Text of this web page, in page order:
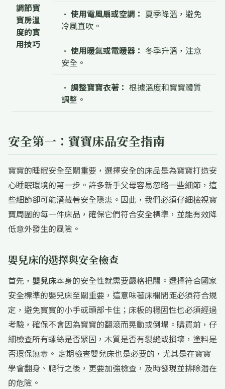
調節寶
寶房溫
度的實
用技巧
• 使用電風扇或空調： 夏季降溫，避免
冷風直吹。
• 使用暖氣或電暖器： 冬季升溫，注意
安全。
• 調整寶寶衣著： 根據溫度和寶寶體質
調整。
安全第一：寶寶床品安全指南
寶寶的睡眠安全至關重要，選擇安全的床品是為寶寶打造安
心睡眠環境的第一步。許多新手父母容易忽略一些細節，這
些細節卻可能潛藏著安全隱患。因此，我們必須仔細檢視寶
寶周圍的每一件床品，確保它們符合安全標準，並能有效降
低意外發生的風險。
嬰兒床的選擇與安全檢查
首先， 嬰兒床本身的安全性就需要嚴格把關。選擇符合國家
安全標準的嬰兒床至關重要，這意味著床欄間距必須符合規
定，避免寶寶的小手或頭部卡住；床板的穩固性也必須經過
考驗，確保不會因為寶寶的翻滾而晃動或倒塌。購買前，仔
細檢查所有螺絲是否緊固，木質是否有裂縫或損壞，塗料是
否環保無毒。 定期檢查嬰兒床也是必要的，尤其是在寶寶
學會翻身、爬行之後，更要加強檢查，及時發現並排除潛在
的危險。